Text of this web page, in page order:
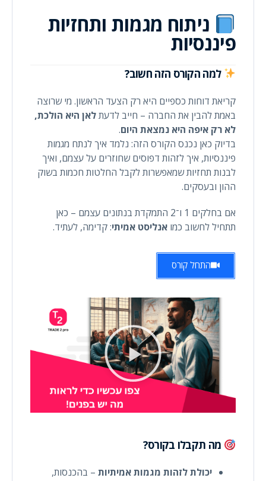
ניתוח מגמות ותחזיות
פיננסיות
למה הקורס הזה חשוב?
קריאת דוחות כספיים היא רק הצעד הראשון. מי שרוצה
באמת להבין את החברה – חייב לדעתלאן היא הולכת,
לא רק איפה היא נמצאת היום.
בדיוק כאן נכנס הקורס הזה: נלמד איך לנתח מגמות
פיננסיות, איך לזהות דפוסים שחוזרים על עצמם, ואיך
לבנות תחזיות שמאפשרות לקבל החלטות חכמות בשוק
ההון ובעסקים.
אם בחלקים 1 ו־2 התמקדת בנתונים עצמם – כאן
תתחיל לחשוב כמו אנליסט אמיתי: קדימה, לעתיד.
התחל קורס
מה תקבלו בקורס?
יכולת לזהות מגמות אמיתיות – בהכנסות,